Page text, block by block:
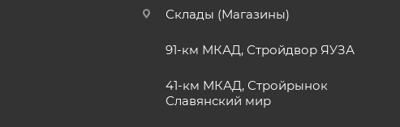
Склады (Магазины)
91-км МКАД, Стройдвор ЯУЗА
41-км МКАД, Стройрынок
Славянский мир